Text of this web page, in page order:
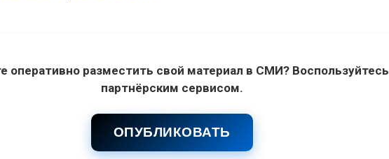
оперативно разместить свой материал в СМИ? Воспользуйтесь
партнёрским сервисом.
ОПУБЛИКОВАТЬ